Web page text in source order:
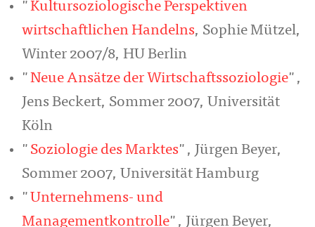
"Kultursoziologische Perspektiven
wirtschaftlichen Handelns, Sophie Mützel,
Winter 2007/8, HU Berlin
"Neue Ansätze der Wirtschaftssoziologie",
Jens Beckert, Sommer 2007, Universität
Köln
" Soziologie des Marktes", Jürgen Beyer,
Sommer 2007, Universität Hamburg
" Unternehmens- und
Managementkontrolle", Jürgen Beyer,